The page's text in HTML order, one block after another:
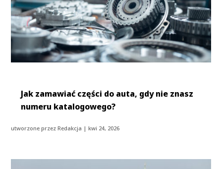
Jak zamawiać części do auta, gdy nie znasz
numeru katalogowego?
utworzone przezRedakcja |kwi 24, 2026